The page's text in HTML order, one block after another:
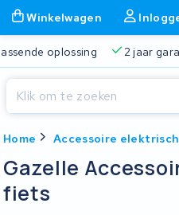
Winkelwagen
oplossing 2 jaar
Home Accessoire
Gazelle
fiets
Begin te typen in de